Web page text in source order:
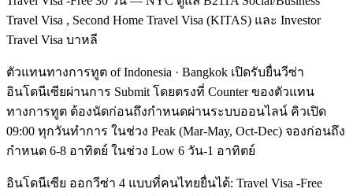
Travel Visa , Second Home Travel Visa (KITAS) และ Investor
Travel Visa บาหลี
ตัวแทนทางการทูต of Indonesia · Bangkok เปิดรับยื่นวีซ่า
อินโดนีเซียผ่านการ Submit โดยตรงที่ Counter ของตัวแทน
ทางการทูต ต้องนัดก่อนถึงกำหนดผ่านระบบออนไลน์ คิวเปิด
09:00 ทุกวันทำการ ในช่วง Peak (Mar-May, Oct-Dec) จองก่อนถึง
กำหนด 6-8 อาทิตย์ ในช่วง Low 6 วัน-1 อาทิตย์
อินโดนีเซีย ออกวีซ่า 4 แบบที่คนไทยยื่นได้: Travel Visa -Free